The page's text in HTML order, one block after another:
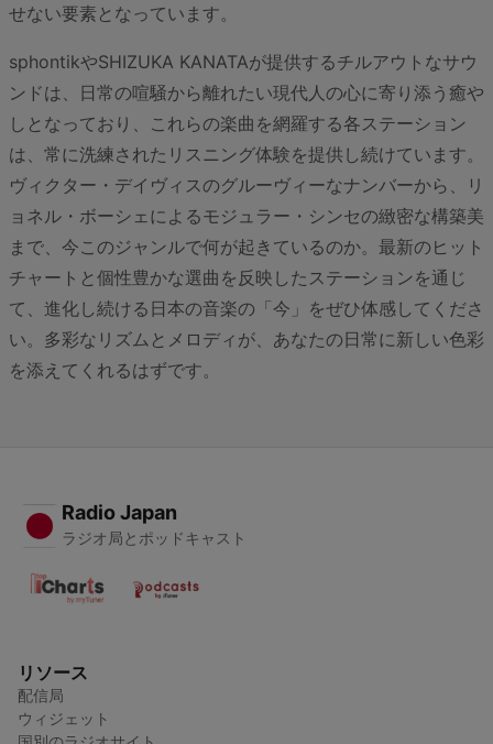
せない要素となっています。
sphontikやSHIZUKA KANATAが提供するチルアウトなサウ
ンドは、日常の喧騒から離れたい現代人の心に寄り添う癒や
しとなっており、これらの楽曲を網羅する各ステーション
は、常に洗練されたリスニング体験を提供し続けています。
ヴィクター・デイヴィスのグルーヴィーなナンバーから、リ
ョネル・ボーシェによるモジュラー・シンセの緻密な構築美
まで、今このジャンルで何が起きているのか。最新のヒット
チャートと個性豊かな選曲を反映したステーションを通じ
て、進化し続ける日本の音楽の「今」をぜひ体感してくださ
い。多彩なリズムとメロディが、あなたの日常に新しい色彩
を添えてくれるはずです。
Radio Japan
ラジオ局とポッドキャスト
リソース
配信局
ウィジェット